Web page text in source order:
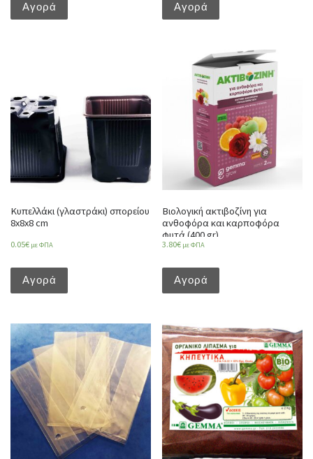
Αγορά Αγορά
Κυπελλάκι (γλαστράκι) σπορείου
8x8x8 cm
0.05€ με ΦΠΑ
Αγορά
Βιολογική ακτιβοζίνη για
ανθοφόρα και καρποφόρα
φυτά (400 gr)
3.80€ με ΦΠΑ
Αγορά